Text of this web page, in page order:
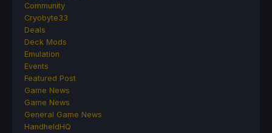
Community
Cryobyte33
Deals
Deck Mods
Emulation
Events
Featured Post
Game News
Game News
General Game News
HandheldHQ